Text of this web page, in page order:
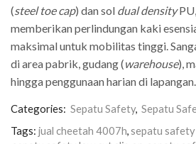
(steel toe cap) dan sol dual density
memberikan perlindungan kaki
maksimal untuk mobilitas tinggi.
di area pabrik, gudang (warehouse),
hingga penggunaan harian di lapangan.
Categories: Sepatu Safety, Sepatu
Tags: jual cheetah 4007h sepatu